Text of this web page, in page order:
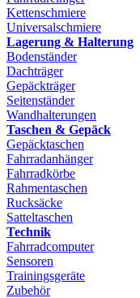
Kettenschmiere
Universalschmiere
Lagerung & Halterung
Bodenständer
Dachträger
Gepäckträger
Seitenständer
Wandhalterungen
Taschen & Gepäck
Gepäcktaschen
Fahrradanhänger
Fahrradkörbe
Rahmentaschen
Rucksäcke
Satteltaschen
Technik
Fahrradcomputer
Sensoren
Trainingsgeräte
Zubehör